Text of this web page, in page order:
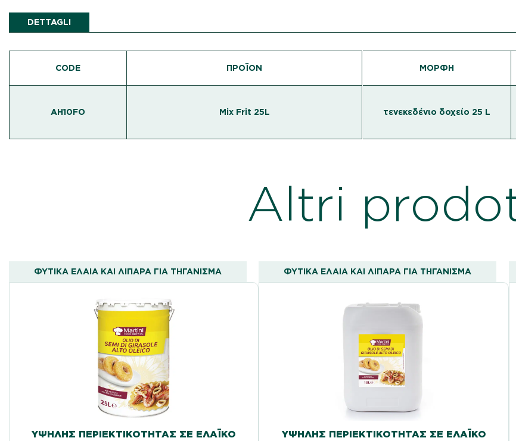
DETTAGLI
CODE ΠΡΟΪΌΝ
AH10FO Mix Frit 25L
ΜΟΡΦΉ
τενεκεδένιο δοχείο 25 L
Altri
ΦΥΤΙΚΆ ΈΛΑΙΑ ΚΑΙ ΛΙΠΑΡΆ ΓΙΑ ΤΗΓΆΝΙΣΜΑ
ΥΨΗΛΉΣ ΠΕΡΙΕΚΤΙΚΌΤΗΤΑΣ ΣΕ ΕΛΑΪΚΌ
ΦΥΤΙΚΆ ΈΛΑΙΑ ΚΑΙ ΛΙΠΑΡΆ ΓΙΑ ΤΗΓΆΝΙΣΜΑ
ΥΨΗΛΉΣ ΠΕΡΙΕΚΤΙΚΌΤΗΤΑΣ ΣΕ ΕΛΑΪΚΌ